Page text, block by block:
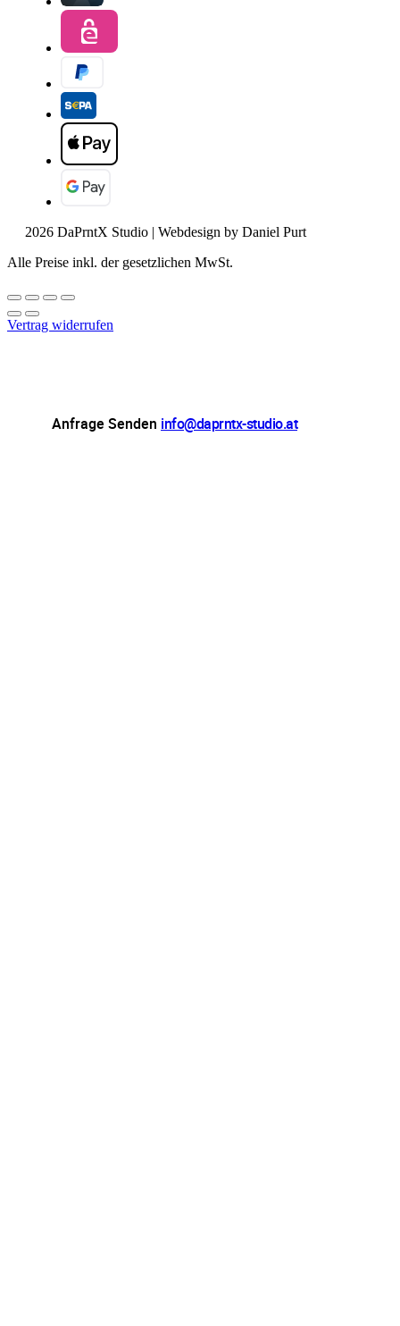
Anfrage Senden info@daprntx-studio.at
2026 DaPrntX Studio | Webdesign by Daniel Purt
Alle Preise inkl. der gesetzlichen MwSt.
Vertrag widerrufen